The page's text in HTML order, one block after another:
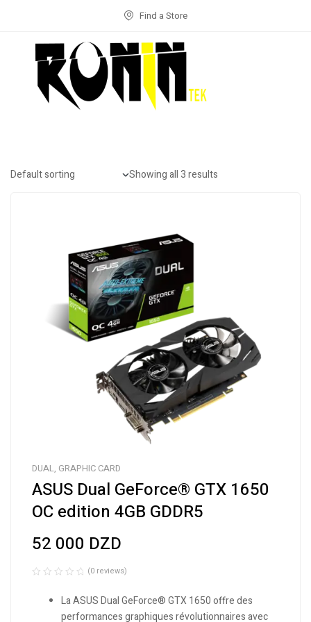
Find a Store
Showing all 3 results
DUAL, GRAPHIC CARD
ASUS Dual GeForce® GTX 1650
OC edition 4GB GDDR5
52 000 DZD
(0 reviews)
La ASUS Dual GeForce® GTX 1650 offre des
performances graphiques révolutionnaires avec